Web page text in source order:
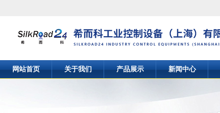
网站首页 关于我们 产品展示 新闻中心